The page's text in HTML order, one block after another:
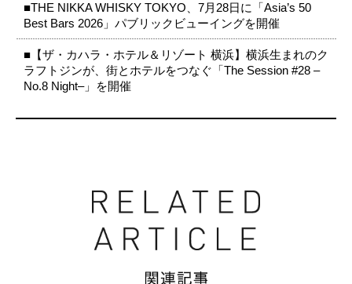
■THE NIKKA WHISKY TOKYO、7月28日に「Asia’s 50
Best Bars 2026」パブリックビューイングを開催
■【ザ・カハラ・ホテル＆リゾート 横浜】横浜生まれのク
ラフトジンが、街とホテルをつなぐ「The Session #28 –
No.8 Night–」を開催